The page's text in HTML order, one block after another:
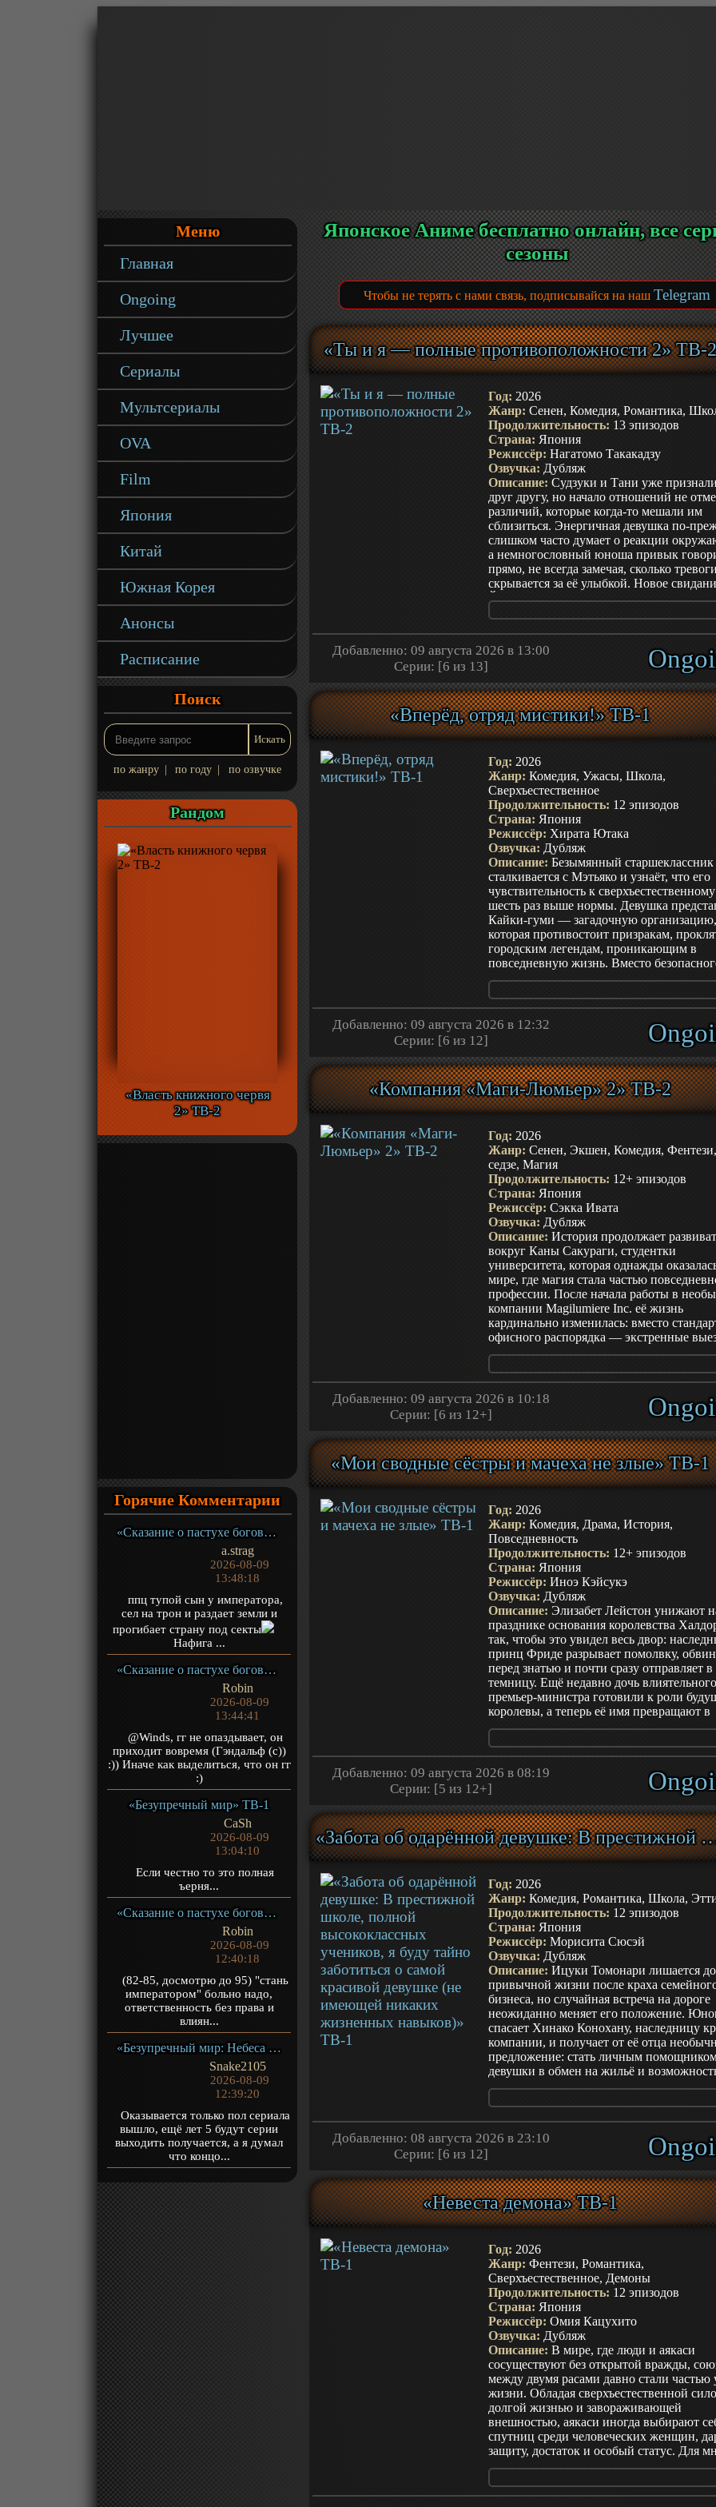
Меню
Главная
Ongoing
Лучшее
Сериалы
Мультсериалы
OVA
Film
Япония
Китай
Южная Корея
Анонсы
Расписание
Поиск
по жанру по году по озвучке
Рандом
«Власть книжного червя
2» ТВ-2
Горячие Комментарии
«Сказание о пастухе богов» ТВ-1
a.strag
2026-08-09
13:48:18
ппц тупой сын у императора,
сел на трон и раздает земли и
прогибает страну под секты
Нафига ...
«Сказание о пастухе богов» ТВ-1
Robin
2026-08-09
13:44:41
@Winds, гг не опаздывает, он
приходит вовремя (Гэндальф (с))
:)) Иначе как выделиться, что он гг
:)
«Безупречный мир» ТВ-1
CaSh
2026-08-09
13:04:10
Если честно то это полная
ъерня...
«Сказание о пастухе богов» ТВ-1
Robin
2026-08-09
12:40:18
(82-85, досмотрю до 95) "стань
императором" больно надо,
ответственность без права и
влиян...
«Безупречный мир: Небеса в огне девяти бедствий» Фильм-2
Snake2105
2026-08-09
12:39:20
Оказывается только пол сериала
вышло, ещё лет 5 будут серии
выходить получается, а я думал
что концо...
Японское Аниме бесплатно онлайн, все
сезоны
Чтобы не терять с нами связь, подписывайся на наш Telegram
«Ты и я — полные противоположности 2» ТВ-2
Год: 2026
Жанр:Сенен, Комедия, Романтика,
Продолжительность: 13 эпизодов
Страна: Япония
Режиссёр:Нагатомо Такакадзу
Озвучка: Дубляж
Описание:Судзуки и Тани уже
друг другу, но начало отношений не
различий, которые когда-то мешали им
сблизиться. Энергичная девушка по-
слишком часто думает о реакции
а немногословный юноша привык
прямо, не всегда замечая, сколько тревоги
скрывается за её улыбкой. Новое
Йокогаме даёт паре возможность
Одновременно меняется жизнь их
Простодушный Ямада всё чаще ищет
застенчивой Ниси, хотя та способна
короткое сообщение в бесконечный
внутренний спор. Адзума и Тайра
ослабляют привычную защиту: она
снова ошибиться в человеке, а он заранее
считает себя хуже остальных. Судзуки
приходится учиться не подстраиваться
чужие представления о правильной
Тани — делиться чувствами прежде, чем
молчание станет причиной
школьных разговорах, прогулках и
признаниях каждый из героев делает шаг
отношениям, где противоположность
быть преградой и становится способом
себя честнее. Три пары, три способа
универсального рецепта отношений нет,
различия становятся проблемой лишь
когда герои заменяют разговор
догадками.
Добавленно: 09 августа 2026 в 13:00
Серии: [6 из 13]
«Вперёд, отряд мистики!» ТВ-1
Год:2026
Жанр:Комедия, Ужасы, Школа,
Сверхъестественное
Продолжительность: 12 эпизодов
Страна: Япония
Режиссёр: Хирата Ютака
Озвучка: Дубляж
Описание:Безымянный старшеклассник
сталкивается с Мэтьяко и узнаёт, что его
чувствительность к
шесть раз выше нормы. Девушка
Кайки-гуми — загадочную организацию,
которая противостоит призракам,
городским легендам, проникающим в
повседневную жизнь. Вместо
бегства юноша оказывается её новым
где остальные видят обычный школьный
коридор, пустую улицу или старую
Каждое поручение проверяет его
сохранять рассудок: страх обостряет
опасности, но одновременно мешает
действовать, когда рядом появляется
кукла, двойник или существо из зимнего
предания. Мэтьяко ведёт себя уверенно и
её методы нередко превращают
в ещё больший хаос. Герою приходится
разбираться в правилах конкретной
искать выход раньше, чем необъяснимое
явление выберет новую жертву. Но чем
он входит в дела Кайки-гуми, тем яснее
понимает: следующая встреча может
причину его необычной
лишить возможности вернуться к
жизни.
Добавленно: 09 августа 2026 в 12:32
Серии: [6 из 12]
«Компания «Маги-Люмьер» 2» ТВ-2
Год: 2026
Жанр:Сенен, Экшен, Комедия,
седзе, Магия
Продолжительность: 12+ эпизодов
Страна: Япония
Режиссёр:Сэкка Ивата
Озвучка: Дубляж
Описание:История продолжает
вокруг Каны Сакураги, студентки
университета, которая однажды
мире, где магия стала частью
профессии. После начала работы в
компании Magilumiere Inc. её жизнь
кардинально изменилась: вместо
офисного распорядка — экстренные
вместо привычных отчётов — борьба с
просто новичок, а полноценный
вынужденный справляться с растущей
ответственностью и постоянно
усложняющимися заданиями. Рабочие
всё чаще напоминают поле боя, где
не только сила, но и хладнокровие,
принимать решения и
коллегами. Хитоми Косигая, обладающая
расчётом, остаётся рядом, помогая Канe
осваиваться в суровых реалиях
мира. Постепенно главная героиня
понимать, что образ волшебной девушки
от сказок, а за яркими трансформациями
скрываются усталость, страх ошибок и
давление ожиданий. Кана сталкивается с
конфликтами внутри коллектива,
неожиданными решениями руководства
угрозами, которые ставят под сомнение
существование компании.
Добавленно: 09 августа 2026 в 10:18
Серии: [6 из 12+]
«Мои сводные сёстры и мачеха не злые» ТВ-1
Год: 2026
Жанр:Комедия, Драма, История,
Повседневность
Продолжительность: 12+ эпизодов
Страна: Япония
Режиссёр:Иноэ Кэйсукэ
Озвучка: Дубляж
Описание:Элизабет Лейстон унижают
празднике основания королевства
так, чтобы это увидел весь двор:
принц Фриде разрывает помолвку,
перед знатью и почти сразу отправляет в
темницу. Ещё недавно дочь влиятельного
премьер-министра готовили к роли
королевы, а теперь её имя превращают в
удобную мишень для слухов, будто вся
камере Элизабет перестаёт цепляться за
идеальной леди. Верная служанка Мирей
даёт ей окончательно сломаться, а семь
могущественных гримуаров превращают
в оружие, способное ударить не по
предателю, а по самой системе, которая
избавиться от неё. Сбежав в империю
Элизабет берёт новое имя Элли Лейс,
так же холодно, как раньше управляла
дворцовыми делами. История цепляет
показывает не спасение невинной
рождение опасного стратега, чья боль
становится политической и магической
угрозой. Но чем увереннее Элли рушит
Халдории издалека, тем страшнее
останется ли её возмездие справедливым
превратит её саму в бедствие для целой
Добавленно: 09 августа 2026 в 08:19
Серии: [5 из 12+]
«Забота об одарённой девушке: В престижной школе, полной высококлассных учеников, я буду тайно заботиться о
Год: 2026
Жанр:Комедия, Романтика, Школа,
Продолжительность: 12 эпизодов
Страна: Япония
Режиссёр:Морисита Сюсэй
Озвучка: Дубляж
Описание:Ицуки Томонари лишается
привычной жизни после краха
бизнеса, но случайная встреча на дороге
неожиданно меняет его положение.
спасает Хинако Конохану, наследницу
компании, и получает от её отца
предложение: стать личным
девушки в обмен на жильё и
учиться в престижной академии. Для
исчезает. Она не умеет справляться с
повседневными делами, ленится,
вещи и полностью полагается на Ицуки.
ему приходится готовить еду, следить за
расписанием и незаметно поддерживать
репутацию хозяйки среди учеников,
считают её недосягаемым
больше времени они проводят вместе, тем
труднее сохранять отношения в рамках
забота Ицуки становится для Хинако
опытом искренней близости, а его
положение зависит от влиятельной семьи
Конохана. Любая ошибка способна
тайну наследницы, лишить юношу
и превратить зарождающиеся чувства в
очередную обязанность.
Добавленно: 08 августа 2026 в 23:10
Серии: [6 из 12]
«Невеста демона» ТВ-1
Год: 2026
Жанр:Фентези, Романтика,
Сверхъестественное, Демоны
Продолжительность: 12 эпизодов
Страна: Япония
Режиссёр:Омия Кацухито
Озвучка: Дубляж
Описание:В мире, где люди и аякаси
сосуществуют без открытой вражды,
между двумя расами давно стали частью
жизни. Обладая сверхъестественной
долгой жизнью и завораживающей
внешностью, аякаси иногда выбирают
спутниц среди человеческих женщин,
защиту, достаток и особый статус. Для
это считается высшей удачей, но для
недосягаемым. С ранних лет она жила